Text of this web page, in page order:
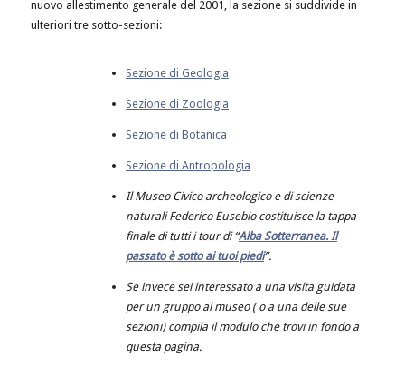
nuovo allestimento generale del 2001, la sezione si suddivide in
ulteriori tre sotto-sezioni:
Sezione di Geologia
Sezione di Zoologia
Sezione di Botanica
Sezione di Antropologia
Il Museo Civico archeologico e di scienze
naturali Federico Eusebio costituisce la tappa
finale di tutti i tour di “Alba Sotterranea. Il
passato è sotto ai tuoi piedi”.
Se invece sei interessato a una visita guidata
per un gruppo al museo ( o a una delle sue
sezioni) compila il modulo che trovi in fondo a
questa pagina.